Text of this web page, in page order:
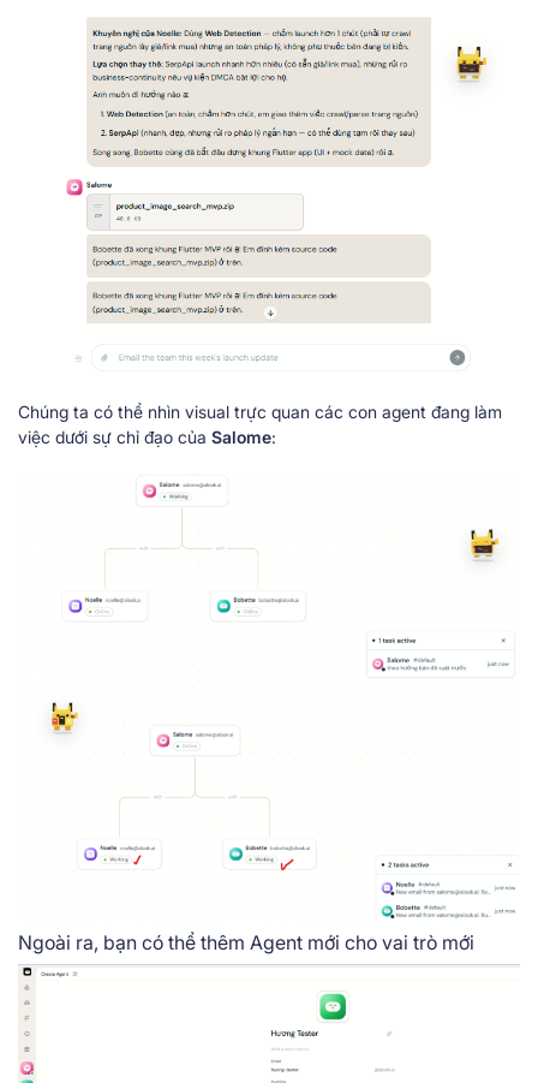
Chúng ta có thể nhìn visual trực quan các con agent đang làm
việc dưới sự chỉ đạo của Salome:
Ngoài ra, bạn có thể thêm Agent mới cho vai trò mới